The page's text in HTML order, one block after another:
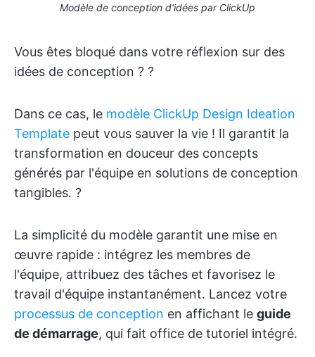
Modèle de conception d'idées par ClickUp
Vous êtes bloqué dans votre réflexion sur des
idées de conception ? ?
Dans ce cas, le modèle ClickUp Design Ideation
Template peut vous sauver la vie ! Il garantit la
transformation en douceur des concepts
générés par l'équipe en solutions de conception
tangibles. ?
La simplicité du modèle garantit une mise en
œuvre rapide : intégrez les membres de
l'équipe, attribuez des tâches et favorisez le
travail d'équipe instantanément. Lancez votre
processus de conception en affichant le guide
de démarrage, qui fait office de tutoriel intégré.